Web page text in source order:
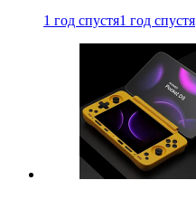
1 год спустя1 год спустя